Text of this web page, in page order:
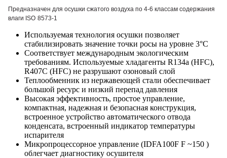
Предназначен для осушки сжатого воздуха по 4-6 классам содержания
влаги ISO 8573-1
Используемая технология осушки позволяет
стабилизировать значение точки росы на уровне 3°С
Соответствует международным экологическим
требованиям. Используемые хладагенты R134a (HFC),
R407C (HFC) не разрушают озоновый слой
Теплообменник из нержавеющей стали обеспечивает
большой ресурс и низкий перепад давления
Высокая эффективность, простое управление,
компактная, надежная и безопасная конструкция,
встроенное устройство автоматического отвода
конденсата, встроенный индикатор температуры
испарителя
Микропроцессорное управление (IDFA100F F ~150 )
облегчает диагностику осушителя